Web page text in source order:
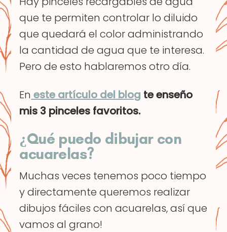
que te permiten controlar lo diluido
que quedará el color administrando
la cantidad de agua que te interesa.
Pero de esto hablaremos otro día.
En este artículo del blog te enseño
mis 3 pinceles favoritos.
¿Qué puedo dibujar con
acuarelas?
Muchas veces tenemos poco tiempo
y directamente queremos realizar
dibujos fáciles con acuarelas, así que
vamos al grano!